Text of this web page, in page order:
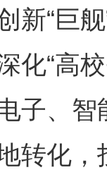
新“巨
化“高
子、
转化